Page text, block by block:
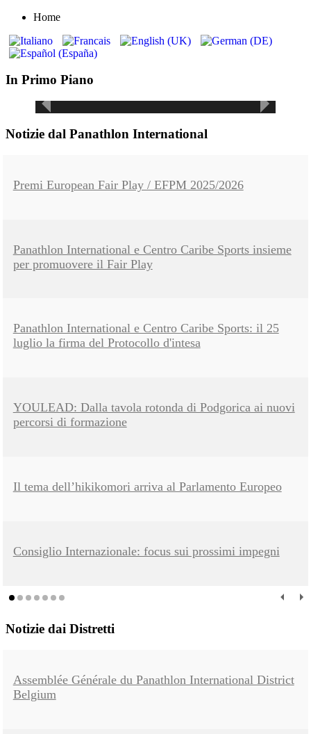
Home
In Primo Piano
sottoscrizione della
Charta Smeralda
Il Fair Play riparte
Panathlon
Notizie dal Panathlon International
Premi European Fair Play / EFPM 2025/2026
Panathlon International e Centro Caribe Sports insieme
per promuovere il Fair Play
Panathlon International e Centro Caribe Sports: il 25
luglio la firma del Protocollo d'intesa
YOULEAD: Dalla tavola rotonda di Podgorica ai nuovi
percorsi di formazione
Il tema dell’hikikomori arriva al Parlamento Europeo
Consiglio Internazionale: focus sui prossimi impegni
Notizie dai Distretti
Assemblée Générale du Panathlon International District
Belgium